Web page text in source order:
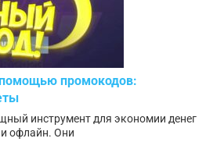
промокодов:
инструмент для экономии денег
офлайн. Они